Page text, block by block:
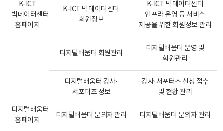
K-ICT
빅데이터센터
홈페이지
K-ICT 빅데이터센터
회원정보
K-ICT 빅데이터센터
인프라 운영 등 서비스
제공을 위한 회원정보 관리
디지털배움터
홈페이지
디지털배움터 회원관리
디지털배움터 운영 및
회원관리
디지털배움터 강사·
서포터즈 정보
강사·서포터즈 신청 접수
및 현황 관리
디지털배움터 문의자 관리 디지털배움터 문의자 관리